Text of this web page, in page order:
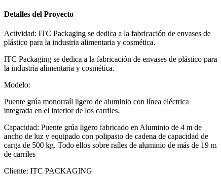
Detalles del Proyecto
Actividad: ITC Packaging se dedica a la fabricación de envases de
plástico para la industria alimentaria y cosmética.
ITC Packaging se dedica a la fabricación de envases de plástico para
la industria alimentaria y cosmética.
Modelo:
Puente grúa monorraíl ligero de aluminio con línea eléctrica
integrada en el interior de los carriles.
Capacidad: Puente grúa ligero fabricado en Aluminio de 4 m de
ancho de luz y equipado con polipasto de cadena de capacidad de
carga de 500 kg. Todo ellos sobre raíles de aluminio de más de 19 m
de carriles
Cliente: ITC PACKAGING